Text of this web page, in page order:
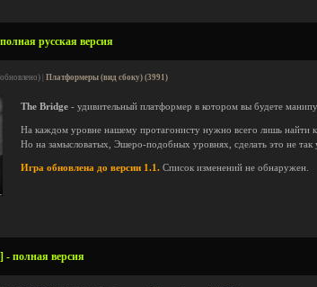
русская версия
| Платформеры (вид сбоку) (3991)
The Bridge - удивительный платформер в котором вы будете
На каждом уровне нашему протагонисту нужно всего лишь найти
Но на замысловатых, Эшеро-подобных уровнях, сделать это не так
Игра обновлена до версии 1.1. Список изменений не обнаружен.
- полная версия